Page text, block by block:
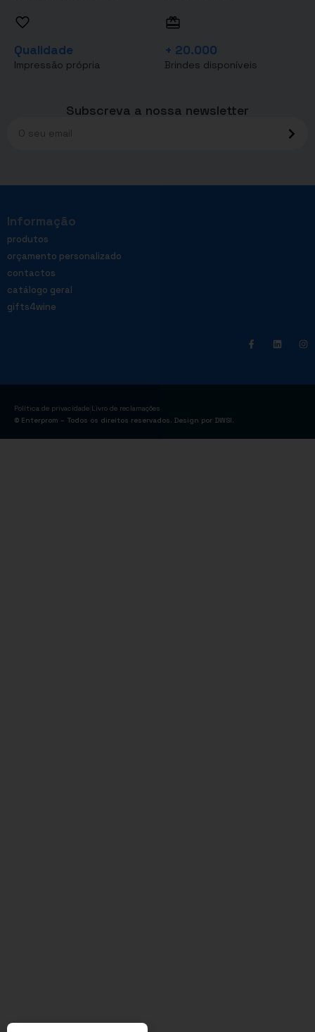
Qualidade
Impressão própria
+ 20.000
Brindes disponíveis
Subscreva a nossa newsletter
Informação
produtos
orçamento personalizado
contactos
catálogo geral
gifts4wine
Política de privacidade Livro de reclamações
© Enterprom – Todos os direitos reservados. Design por DWSI.